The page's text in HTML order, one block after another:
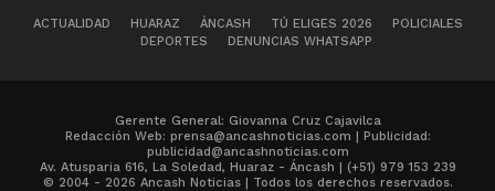
ACTUALIDAD HUARAZ ÁNCASH TÚ ELIGES 2026
POLICIALES
DEPORTES
DENUNCIAS WHATSAPP
Gerente General: Giovanna Cruz Cajavilca
Redacción Web: prensa@ancashnoticias.com | Publicidad:
publicidad@ancashnoticias.com
Av. Atusparia 616, La Soledad, Huaraz - Áncash | (+51) 979 153 239
© 2004 - 2026 Ancash Noticias | Todos los derechos reservados.